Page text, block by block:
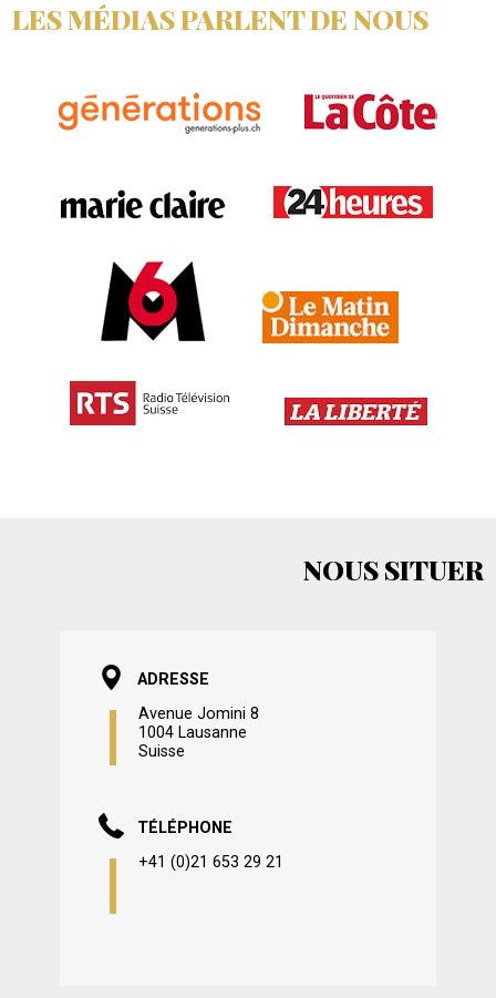
LES MÉDIAS PARLENT DE NOUS
NOUS SITUER
ADRESSE
Avenue Jomini 8
1004 Lausanne
Suisse
TÉLÉPHONE
+41 (0)21 653 29 21